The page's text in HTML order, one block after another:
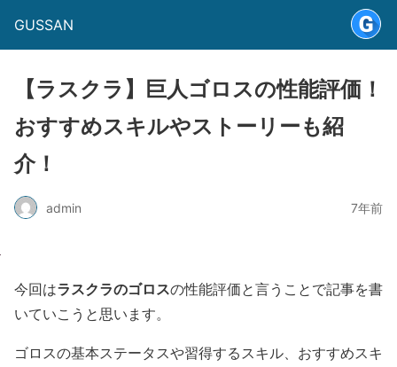
GUSSAN
【ラスクラ】巨人ゴロスの性能評価！
おすすめスキルやストーリーも紹
介！
admin 7年前
今回はラスクラのゴロスの性能評価と言うことで記事を書
いていこうと思います。
ゴロスの基本ステータスや習得するスキル、おすすめスキ